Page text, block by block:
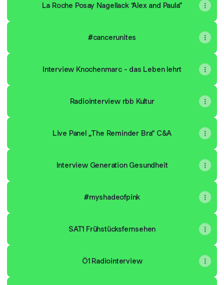
La Roche Posay Nagellack “Alex and Paula”
#cancerunites
Interview Knochenmarc - das Leben lehrt
Radiointerview rbb Kultur
Live Panel „The Reminder Bra“ C&A
Interview Generation Gesundheit
#myshadeofpink
SAT1 Frühstücksfernsehen
Ö1 Radiointerview